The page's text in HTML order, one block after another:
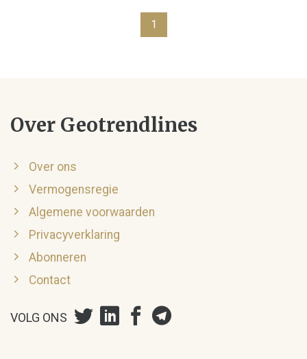
1
Over Geotrendlines
Over ons
Vermogensregie
Algemene voorwaarden
Privacyverklaring
Abonneren
Contact
VOLG ONS